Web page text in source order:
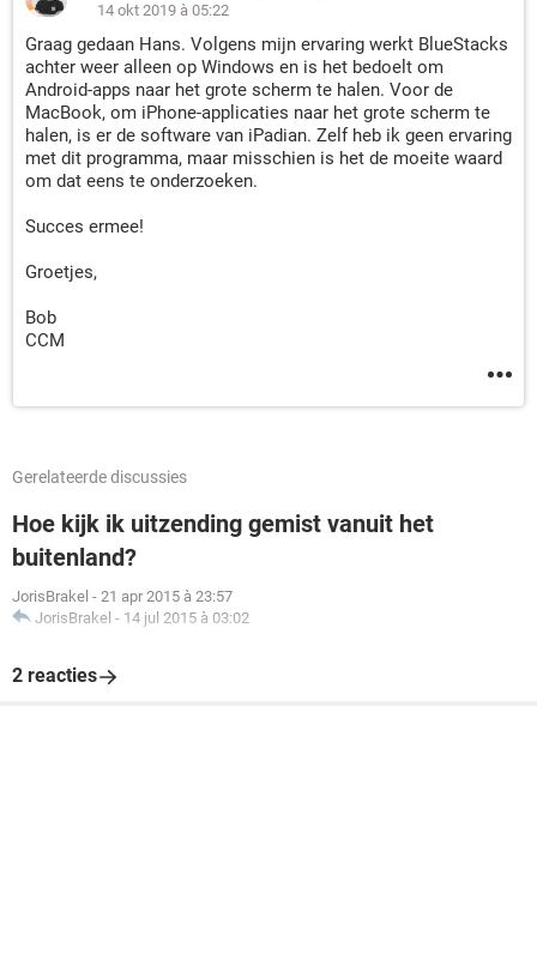
14 okt 2019 à 05:22
Graag gedaan Hans. Volgens mijn ervaring werkt BlueStacks
achter weer alleen op Windows en is het bedoelt om
Android-apps naar het grote scherm te halen. Voor de
MacBook, om iPhone-applicaties naar het grote scherm te
halen, is er de software van iPadian. Zelf heb ik geen ervaring
met dit programma, maar misschien is het de moeite waard
om dat eens te onderzoeken.
Succes ermee!
Groetjes,
Bob
CCM
Gerelateerde discussies
Hoe kijk ik uitzending gemist vanuit het
buitenland?
JorisBrakel - 21 apr 2015 à 23:57
JorisBrakel - 14 jul 2015 à 03:02
2 reacties